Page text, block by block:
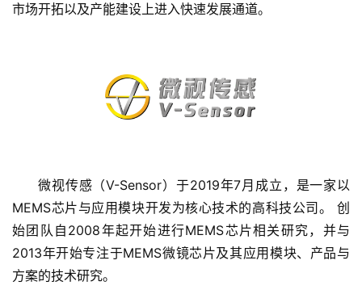
首
市场开拓以及产能建设上进入快速发展通道。
微视传感（V-Sensor）于2019年7月成立，是一家以
MEMS芯片与应用模块开发为核心技术的高科技公司。 创
始团队自2008年起开始进行MEMS芯片相关研究，并与
2013年开始专注于MEMS微镜芯片及其应用模块、产品与
方案的技术研究。